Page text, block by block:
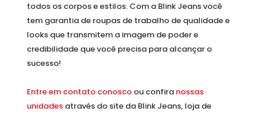
todos os corpos e estilos. Com a Blink Jeans você
tem garantia de roupas de trabalho de qualidade e
looks que transmitem a imagem de poder e
credibilidade que você precisa para alcançar o
sucesso!
Entre em contato conoscoou confira nossas
unidadesatravés do site da Blink Jeans, loja de